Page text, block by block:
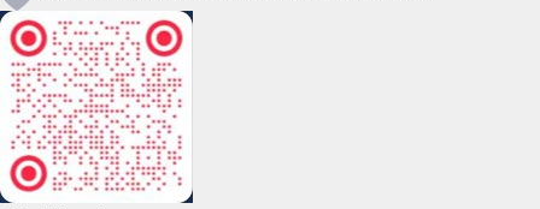
2022年12月(45)
2022年11月(69)
2022年10月(51)
2022年9月(135)